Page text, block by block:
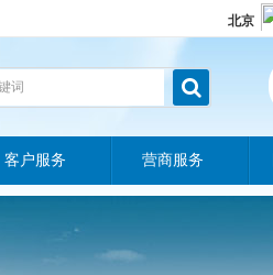
词 
客户服务 营商服务